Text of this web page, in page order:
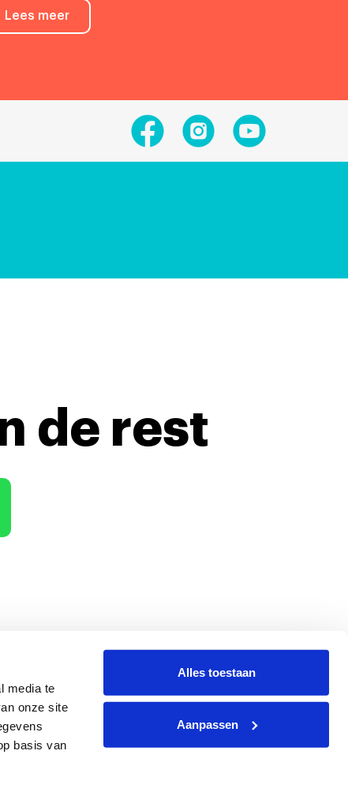
media te
onze site
basis van
Alles toestaan
Aanpassen
Lees meer
de rest
Hoe dan?